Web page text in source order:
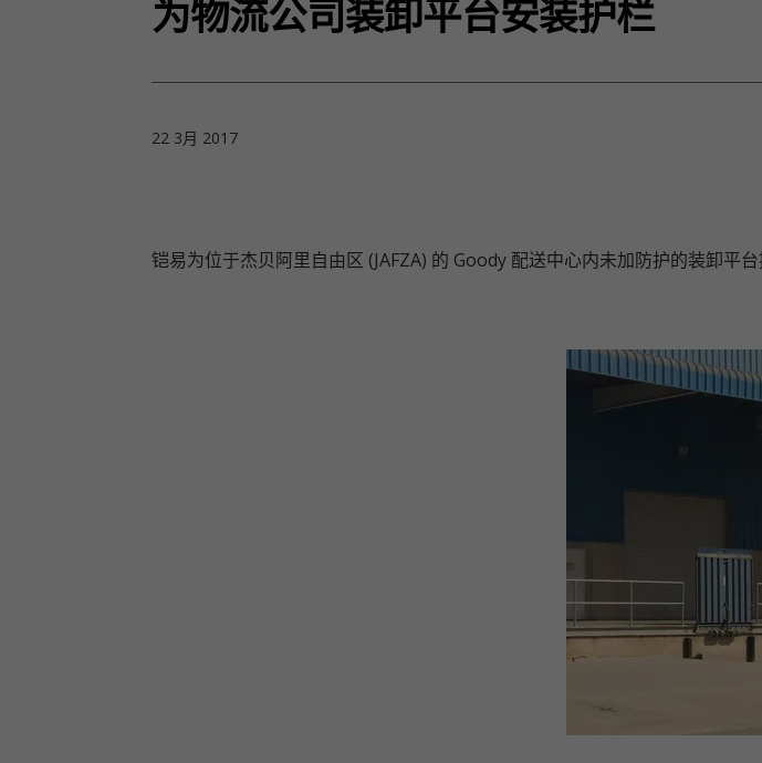
为物流公司装卸平台安装护栏
22 3月 2017
铠易为位于杰贝阿里自由区 (JAFZA) 的 Goody 配送中心内未加防护的装卸平台